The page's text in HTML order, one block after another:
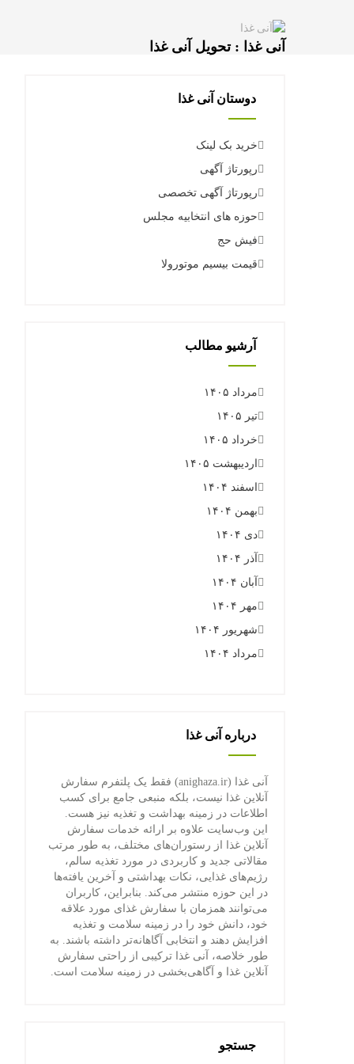
آنی غذا : تحویل آنی غذا
دوستان آنی غذا
خرید بک لینک
رپورتاژ آگهی
رپورتاژ آگهی تخصصی
حوزه های انتخابیه مجلس
فیش حج
قیمت بیسیم موتورولا
آرشیو مطالب
مرداد ۱۴۰۵
تیر ۱۴۰۵
خرداد ۱۴۰۵
اردیبهشت ۱۴۰۵
اسفند ۱۴۰۴
بهمن ۱۴۰۴
دی ۱۴۰۴
آذر ۱۴۰۴
آبان ۱۴۰۴
مهر ۱۴۰۴
شهریور ۱۴۰۴
مرداد ۱۴۰۴
درباره آنی غذا
آنی غذا (anighaza.ir) فقط یک پلتفرم سفارش
آنلاین غذا نیست، بلکه منبعی جامع برای کسب
اطلاعات در زمینه بهداشت و تغذیه نیز هست.
این وب‌سایت علاوه بر ارائه خدمات سفارش
آنلاین غذا از رستوران‌های مختلف، به طور مرتب
مقالاتی جدید و کاربردی در مورد تغذیه سالم،
رژیم‌های غذایی، نکات بهداشتی و آخرین یافته‌ها
در این حوزه منتشر می‌کند. بنابراین، کاربران
می‌توانند همزمان با سفارش غذای مورد علاقه
خود، دانش خود را در زمینه سلامت و تغذیه
افزایش دهند و انتخابی آگاهانه‌تر داشته باشند. به
طور خلاصه، آنی غذا ترکیبی از راحتی سفارش
آنلاین غذا و آگاهی‌بخشی در زمینه سلامت است.
جستجو